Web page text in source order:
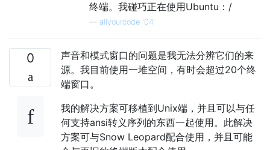
终端。我碰巧正在使用Ubuntu：/
allyourcode '04
0
声音和模式窗口的问题是我无法分辨它们的来
源。我目前使用一堆空间，有时会超过20个终
端窗口。
我的解决方案可移植到Unix端，并且可以与任
何支持ansi转义序列的东西一起使用。此解决
方案可与Snow Leopard配合使用，并且可能